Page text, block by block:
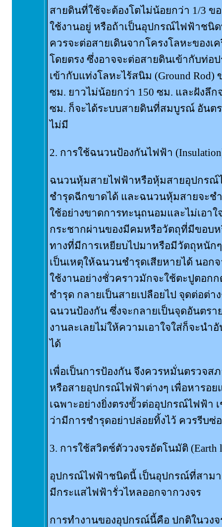
สายดินที่ใช้จะต้องโตไม่น้อยกว่า 1/3 ข
ใช้งานอยู่ หรือถ้าเป็นอุปกรณ์ไฟฟ้าชนิ
ควรจะต่อสายเดินจากโครงโลหะของเ
โดยตรง ซึ่งอาจจะต่อสายดินเข้ากับท่อ
เข้ากับแท่งโลหะไร้สนิม (Ground Rod)
ซม. ยาวไม่น้อยกว่า 150 ซม. และฝังลึก
ซม. ก็จะได้ระบบสายดินที่สมบูรณ์ อันต
ไม่มี
2. การใช้ฉนวนป้องกันไฟฟ้า
ฉนวนหุ้มสายไฟฟ้าหรือหุ้มสายอุปกรณ์
ชำรุดฉีกขาดได้ และฉนวนหุ้มสายจะช
ใช้อย่างขาดการทะนุถนอมและไม่เอาใ
กระชากผ่านของมีคมหรือวัตถุที่มีขอบห
ทางที่มีการเหยียบไปมาหรือมีวัตถุหนัก
เป็นเหตุให้ฉนวนชำรุดเสียหายได้ นอก
ใช้งานอย่างชั่วคราวมักจะใช้ตะปูตอก
ชำรุด กลายเป็นสายเปลือยไป จุดต่อต่า
ฉนวนป้องกัน ซึ่งจะกลายเป็นจุดอันตรา
งานละเลยไม่ให้ความเอาใจใส่ก็จะนำ
ได้
เพื่อเป็นการป้องกัน จึงควรหมั่นตรวจ
หรือสายอุปกรณ์ไฟฟ้าต่างๆ เพื่อหารอ
เฉพาะอย่างยิ่งตรงขั้วต่ออุปกรณ์ไฟฟ้า
ว่ามีการชำรุดอย่าปล่อยทิ้งไว้ ควรรีบ
3. การใช้สวิตช์ตัววงจรอัตโนมัติ (Earth
อุปกรณ์ไฟฟ้าชนิดนี้ เป็นอุปกรณ์ที่สาม
มีกระแสไฟฟ้ารั่วไหลออกจากวงจร
การทำงานของอุปกรณ์นี้คือ ปกติในวง